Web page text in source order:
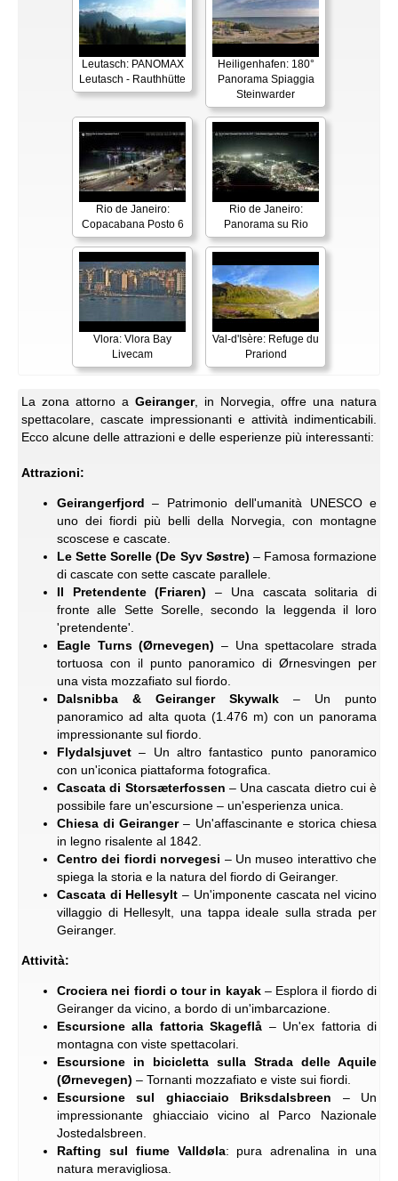
Leutasch: PANOMAX
Leutasch - Rauthhütte
Heiligenhafen: 180°
Panorama Spiaggia
Steinwarder
Rio de Janeiro:
Copacabana Posto 6
Rio de Janeiro:
Panorama su Rio
Vlora: Vlora Bay
Livecam
Val-d'Isère: Refuge du
Prariond
La zona attorno a Geiranger, in Norvegia, offre una natura
spettacolare, cascate impressionanti e attività indimenticabili.
Ecco alcune delle attrazioni e delle esperienze più interessanti:
Attrazioni:
Geirangerfjord – Patrimonio dell'umanità UNESCO e
uno dei fiordi più belli della Norvegia, con montagne
scoscese e cascate.
Le Sette Sorelle (De Syv Søstre) – Famosa formazione
di cascate con sette cascate parallele.
Il Pretendente (Friaren) – Una cascata solitaria di
fronte alle Sette Sorelle, secondo la leggenda il loro
'pretendente'.
Eagle Turns (Ørnevegen) – Una spettacolare strada
tortuosa con il punto panoramico di Ørnesvingen per
una vista mozzafiato sul fiordo.
Dalsnibba & Geiranger Skywalk – Un punto
panoramico ad alta quota (1.476 m) con un panorama
impressionante sul fiordo.
Flydalsjuvet – Un altro fantastico punto panoramico
con un'iconica piattaforma fotografica.
Cascata di Storsæterfossen – Una cascata dietro cui è
possibile fare un'escursione – un'esperienza unica.
Chiesa di Geiranger– Un'affascinante e storica chiesa
in legno risalente al 1842.
Centro dei fiordi norvegesi – Un museo interattivo che
spiega la storia e la natura del fiordo di Geiranger.
Cascata di Hellesylt – Un'imponente cascata nel vicino
villaggio di Hellesylt, una tappa ideale sulla strada per
Geiranger.
Attività:
Crociera nei fiordi o tour in kayak– Esplora il fiordo di
Geiranger da vicino, a bordo di un'imbarcazione.
Escursione alla fattoria Skageflå – Un'ex fattoria di
montagna con viste spettacolari.
Escursione in bicicletta sulla Strada delle Aquile
(Ørnevegen) – Tornanti mozzafiato e viste sui fiordi.
Escursione sul ghiacciaio Briksdalsbreen – Un
impressionante ghiacciaio vicino al Parco Nazionale
Jostedalsbreen.
Rafting sul fiume Valldøla: pura adrenalina in una
natura meravigliosa.